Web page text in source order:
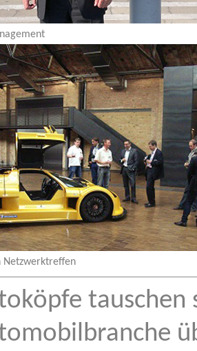
Netzwerktreffen
tauschen